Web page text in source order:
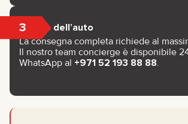
3 Ritiro dell’auto
La consegna completa richiede al
Il nostro team concierge è disponibile
WhatsApp al +971 52 193 88 88.